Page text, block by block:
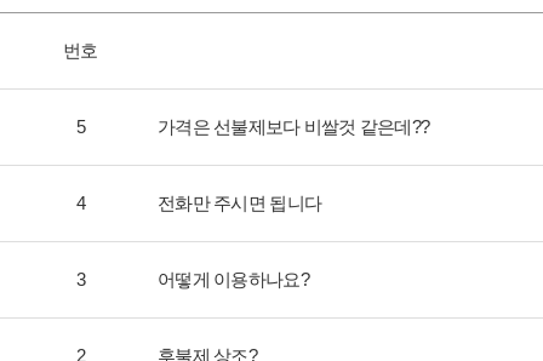
번호
5 가격은 선불제보다 비쌀것 같은데??
4 전화만 주시면 됩니다
3 어떻게 이용하나요?
2 후불제 상조?